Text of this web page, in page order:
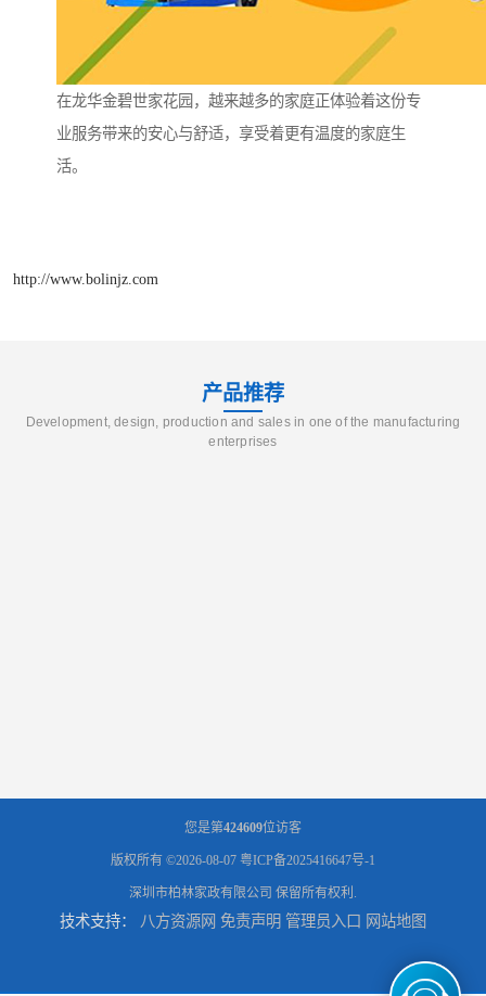
在龙华金碧世家花园，越来越多的家庭正体验着这份专
业服务带来的安心与舒适，享受着更有温度的家庭生
活。
http://www.bolinjz.com
产品推荐
Development, design, production and sales in one of the manufacturing
enterprises
您是第424609位访客
版权所有 ©2026-08-07 粤ICP备2025416647号-1
深圳市柏林家政有限公司 保留所有权利.
技术支持： 八方资源网 免责声明 管理员入口 网站地图